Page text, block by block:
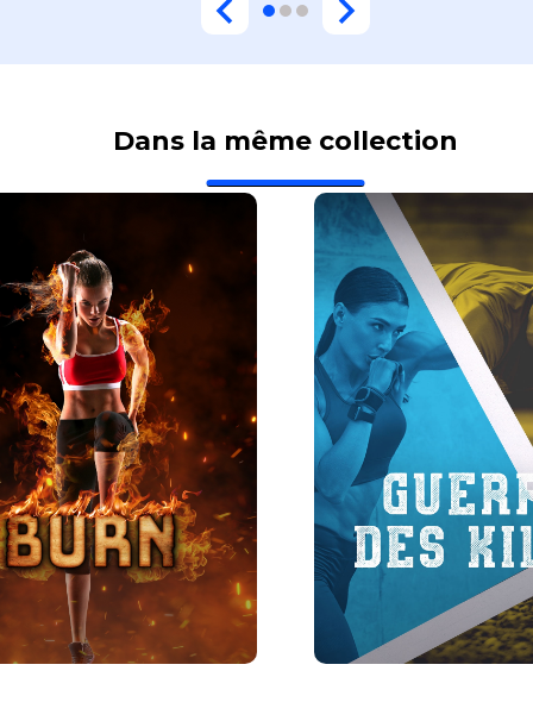
Dans la même collection